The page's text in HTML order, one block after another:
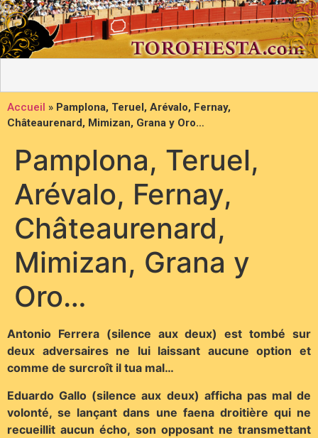
Accueil » Pamplona, Teruel, Arévalo, Fernay,
Châteaurenard, Mimizan, Grana y Oro…
Pamplona, Teruel,
Arévalo, Fernay,
Châteaurenard,
Mimizan, Grana y
Oro…
Antonio Ferrera (silence aux deux) est tombé sur
deux adversaires ne lui laissant aucune option et
comme de surcroît il tua mal…
Eduardo Gallo (silence aux deux) afficha pas mal de
volonté, se lançant dans une faena droitière qui ne
recueillit aucun écho, son opposant ne transmettant